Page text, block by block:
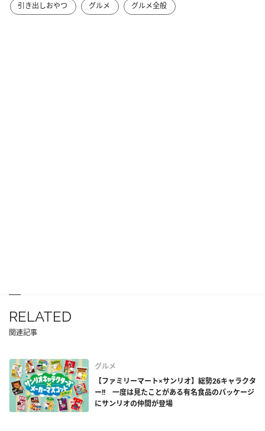
引き出しおやつ
グルメ グルメ全般
RELATED
関連記事
グルメ
【ファミリーマート×サンリオ】総勢26キャラクタ
ー!! 一度は見たことがある有名食品のパッケージ
にサンリオの仲間が登場